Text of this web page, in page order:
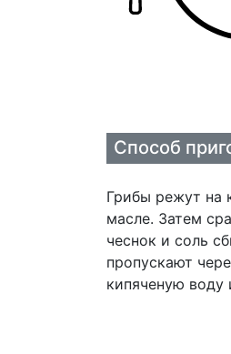
Способ
Грибы режут на
масле. Затем
чеснок и соль
пропускают
кипяченую воду